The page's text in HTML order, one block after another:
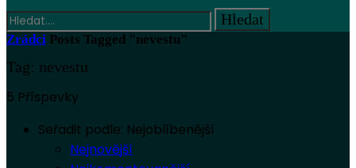
Zrádci Posts Tagged "nevestu"
Tag: nevestu
5 Příspevky
Seřadit podle: Nejoblíbenější
Nejnovější